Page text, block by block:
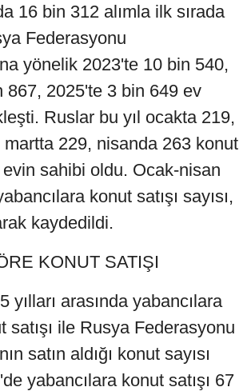
16 bin 312 alımla ilk sırada
Federasyonu
yönelik 2023'te 10 bin 540,
867, 2025'te 3 bin 649 ev
Ruslar bu yıl ocakta 219,
229, nisanda 263 konut
evin sahibi oldu. Ocak-nisan
konut satışı sayısı,
kaydedildi.
KONUT SATIŞI
yılları arasında yabancılara
satışı ile Rusya Federasyonu
satın aldığı konut sayısı
yabancılara konut satışı 67